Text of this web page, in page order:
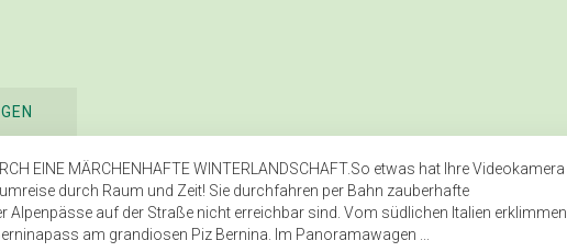
EINE MÄRCHENHAFTE WINTERLANDSCHAFT.So etwas hat Ihre Videokamera
durch Raum und Zeit! Sie durchfahren per Bahn zauberhafte
Alpenpässe auf der Straße nicht erreichbar sind. Vom südlichen Italien erklimmen
am grandiosen Piz Bernina. Im Panoramawagen ...